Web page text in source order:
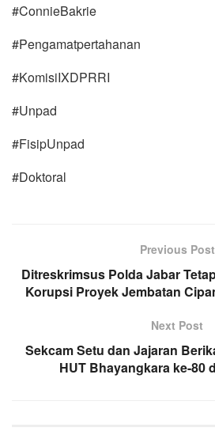
#ConnieBakrie
#Pengamatpertahanan
#KomisiIXDPRRI
#Unpad
#FisipUnpad
#Doktoral
Previous Post
Ditreskrimsus Polda Jabar
Korupsi Proyek Jembatan
Next Post
Sekcam Setu dan Jajaran
HUT Bhayangkara ke-80